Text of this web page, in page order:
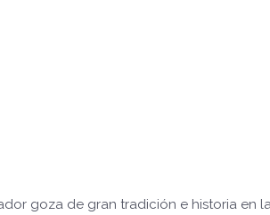
goza de gran tradición e historia en